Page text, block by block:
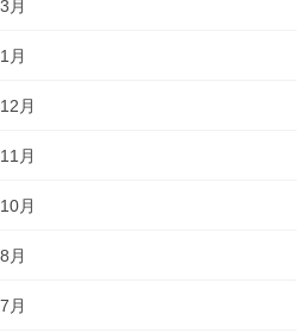
月
月
月
月
月
月
月